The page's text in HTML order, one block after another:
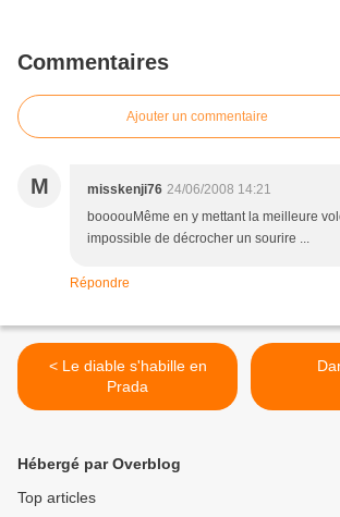
Commentaires
Ajouter un commentaire
M misskenji76 24/06/2008 14:21
boooouMême en y mettant la meilleure
impossible de décrocher un sourire ...
Répondre
< Le diable s'habille en
Prada
Hébergé par Overblog
Top articles